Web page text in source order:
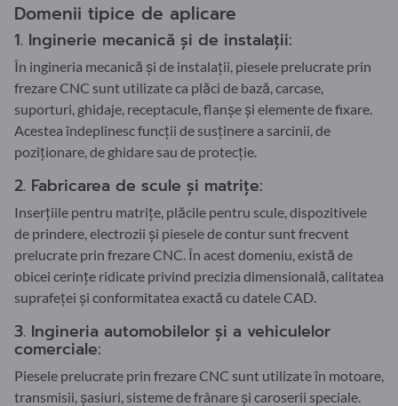
Domenii tipice de aplicare
1. Inginerie mecanică și de instalații:
În ingineria mecanică și de instalații, piesele prelucrate prin
frezare CNC sunt utilizate ca plăci de bază, carcase,
suporturi, ghidaje, receptacule, flanșe și elemente de fixare.
Acestea îndeplinesc funcții de susținere a sarcinii, de
poziționare, de ghidare sau de protecție.
2. Fabricarea de scule și matrițe:
Inserțiile pentru matrițe, plăcile pentru scule, dispozitivele
de prindere, electrozii și piesele de contur sunt frecvent
prelucrate prin frezare CNC. În acest domeniu, există de
obicei cerințe ridicate privind precizia dimensională, calitatea
suprafeței și conformitatea exactă cu datele CAD.
3. Ingineria automobilelor și a vehiculelor
comerciale:
Piesele prelucrate prin frezare CNC sunt utilizate în motoare,
transmisii, șasiuri, sisteme de frânare și caroserii speciale.